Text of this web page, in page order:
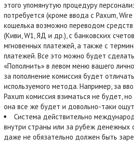
этого упомянутую процедуру
потребуется (кроме ввода с Paxum,
кошелька возможно переводом
(Киви, W1, ЯД и др.), с банковских
мгновенных платежей, а также с
платежей. Все это можно будет
«Пополнить» в левом меню вашего
за пополнение комиссия будет
используемого метода. Например, за
Paxum комиссия взиматься не будет,
она все же будет и довольно-таки
Система действительно
внутри страны или за рубеж денежных
даже не обязательно должен быть